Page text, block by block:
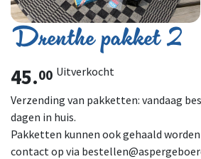
Drenthe pakket 2
45.00 Uitverkocht
Verzending van pakketten: vandaag
dagen in huis.
Pakketten kunnen ook gehaald
contact op via